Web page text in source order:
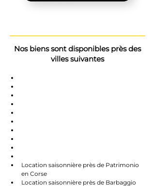
Nos biens sont disponibles près des
villes suivantes
Location saisonnière près de Patrimonio
en Corse
Location saisonnière près de Barbaggio